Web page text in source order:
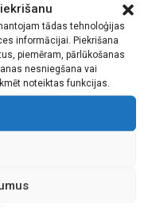
tādas tehnoloģijas
informācijai. Piekrišana
piemēram, pārlūkošanas
nesniegšana vai
noteiktas funkcijas.
– tie ir tikai daži
koncertā. Plaukstošā
būs iespēja ļauties
dvēseli ar skaistām
balss īpašniece Rūta
mūziķu grupu – Jānis
kuriem